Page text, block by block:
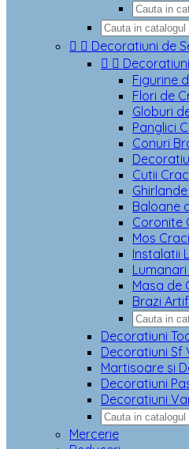
  Decoratiuni de
 
Figurine
Flori de
Globuri
Panglici
Conuri
Cutii
Baloane
Coronite
Mos
Instalatii
Masa de
Brazi
Decoratiuni
Decoratiuni Sf
Martisoare si
Decoratiuni
Decoratiuni
Mercerie